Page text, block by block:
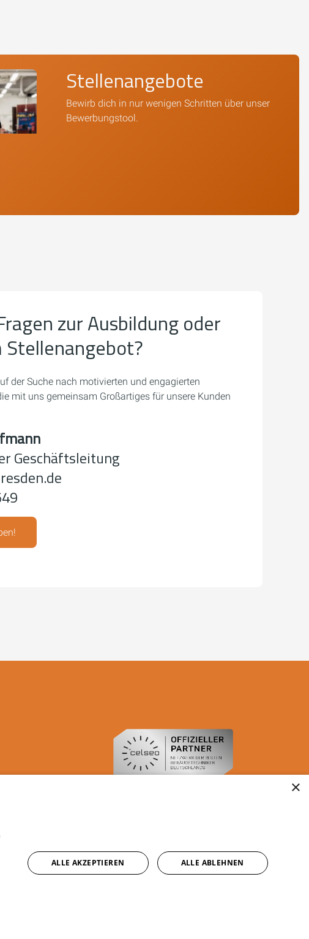
Stellenangebote
Bewirb dich in nur wenigen Schritten über unser
Bewerbungstool.
zur Ausbildung oder
Stellenangebot?
der Suche nach motivierten und engagierten
mit uns gemeinsam Großartiges für unsere Kunden
Geschäftsleitung
×
ALLE AKZEPTIEREN ALLE ABLEHNEN